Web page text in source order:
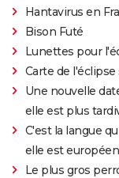
Hantavirus en
Bison Futé
Lunettes pour
Carte de l'éclipse
Une nouvelle
elle est plus
C'est la langue
elle est
Le plus gros